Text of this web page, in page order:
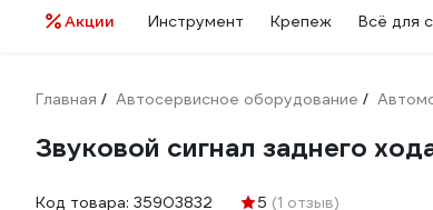
Акции Инструмент Крепеж Всё для
Главная / Автосервисное оборудование /
Звуковой сигнал заднего
Код товара: 35903832 5 (1 отзыв)